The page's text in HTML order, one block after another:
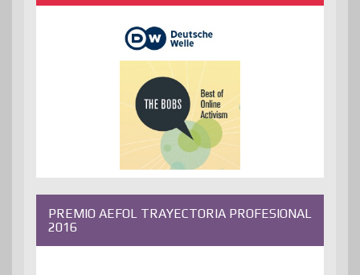
PREMIO AEFOL TRAYECTORIA PROFESIONAL
2016